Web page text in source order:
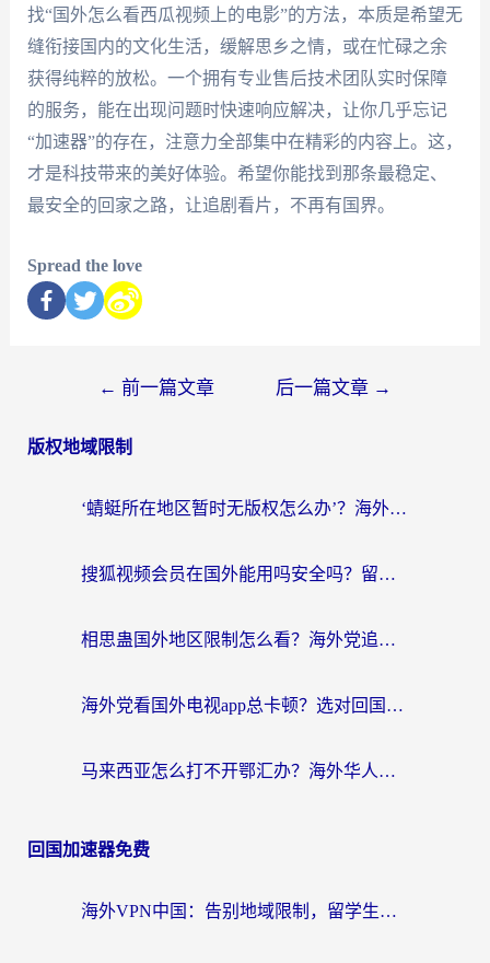
找“国外怎么看西瓜视频上的电影”的方法，本质是希望无
缝衔接国内的文化生活，缓解思乡之情，或在忙碌之余
获得纯粹的放松。一个拥有专业售后技术团队实时保障
的服务，能在出现问题时快速响应解决，让你几乎忘记
“加速器”的存在，注意力全部集中在精彩的内容上。这，
才是科技带来的美好体验。希望你能找到那条最稳定、
最安全的回家之路，让追剧看片，不再有国界。
Spread the love
← 前一篇文章 后一篇文章 →
版权地域限制
‘蜻蜓所在地区暂时无版权怎么办’？海外党看国内内容、办国内事的实用指南
搜狐视频会员在国外能用吗安全吗？留学生亲测有效的回国观影解决方案
相思蛊国外地区限制怎么看？海外党追剧听歌的终极解决方案
海外党看国外电视app总卡顿？选对回国加速器，追剧购物两不误
马来西亚怎么打不开鄂汇办？海外华人必备的回国加速指南，解决追剧、办事、阅读难题
回国加速器免费
海外VPN中国：告别地域限制，留学生与华人如何轻松刷国内剧、玩国服？